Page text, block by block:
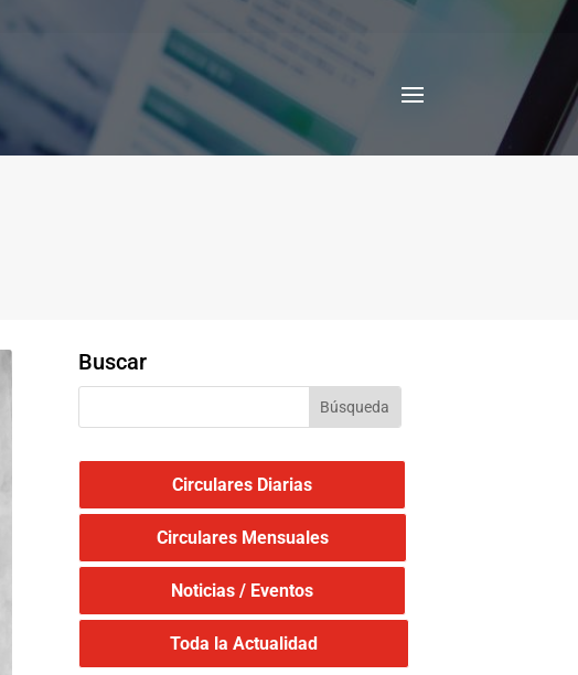
Buscar
Circulares Diarias
Circulares Mensuales
Noticias / Eventos
Toda la Actualidad